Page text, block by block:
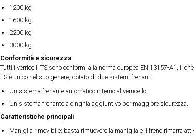
1200 kg
1600 kg
2200 kg
3000 kg
Conformità e sicurezza
Tutti i verricelli TS sono conformi alla norma europea EN 13157-A1, il
TS è unico nel suo genere, dotato di due sistemi frenanti:
Un sistema frenante automatico interno al verricello.
Un sistema frenante a cinghia aggiuntivo per maggiore sicurezza.
Caratteristiche principali
Maniglia rimovibile: basta rimuovere la maniglia e il freno rimarrà